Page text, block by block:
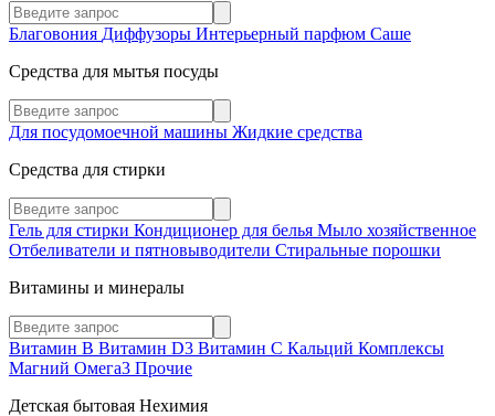
Благовония Диффузоры Интерьерный парфюм Саше
Средства для мытья посуды
Для посудомоечной машины Жидкие средства
Средства для стирки
Гель для стирки Кондиционер для белья Мыло хозяйственное
Отбеливатели и пятновыводители Стиральные порошки
Витамины и минералы
Витамин В Витамин D3 Витамин С Кальций Комплексы
Магний Омега3 Прочие
Детская бытовая Нехимия